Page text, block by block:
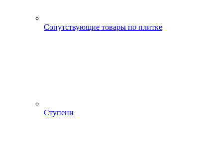
Сопутствующие товары по плитке
Ступени